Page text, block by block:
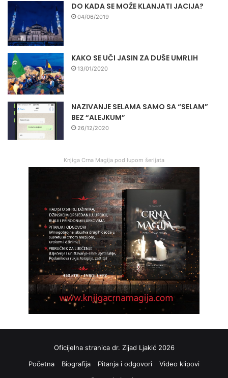
DO KADA SE MOŽE KLANJATI JACIJA?
04/06/2019
KAKO SE UČI JASIN ZA DUŠE UMRLIH
13/01/2020
NAZIVANJE SELAMA SAMO SA “SELAM”
BEZ “ALEJKUM”
26/12/2020
Knjiga Crna Magija pod lupom šerijata
Oficijelna stranica dr. Zijad Ljakić 2026
Početna
Biografija Pitanja i odgovori
Video klipovi